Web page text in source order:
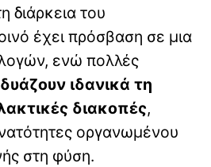
διάρκεια του
έχει πρόσβαση σε μια
ενώ πολλές
ιδανικά τη
διακοπές,
οργανωμένου
στη φύση.